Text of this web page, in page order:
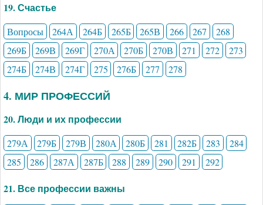
19. Счастье
Вопросы 264А 264Б 265Б 265В 266 267
268
269Б
269В 269Г 270А 270Б 270В 271 272
273
274Б
274В 274Г 275 276Б 277 278
4. МИР ПРОФЕССИЙ
20. Люди и их профессии
279А 279Б 279В 280А 280Б 281 282Б 283
284
285
286 287А 287Б 288 289 290 291 292
21. Все профессии важны